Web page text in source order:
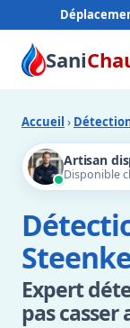
Sani
Accueil ›
Artisan
Disponible
Expert
pas casser